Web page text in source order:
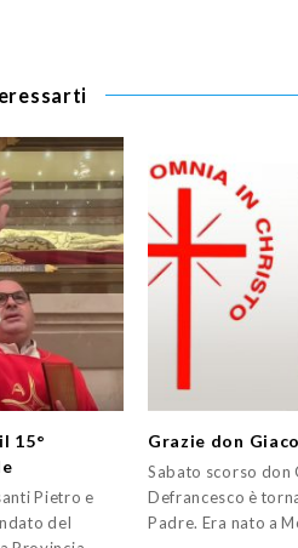
15°
Pietro e
del
Grazie don
Sabato scorso don
Defrancesco è
Padre. Era nato a